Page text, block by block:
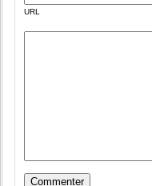
URL